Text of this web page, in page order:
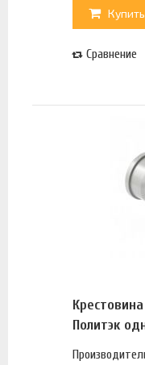
Купить
Сравнение
Политэк